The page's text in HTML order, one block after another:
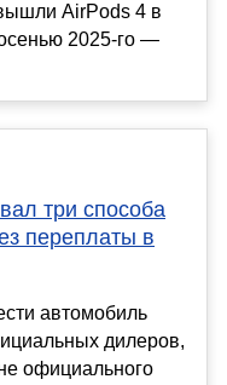
AirPods 4 в
2025-го —
три способа
переплаты в
автомобиль
дилеров,
официального